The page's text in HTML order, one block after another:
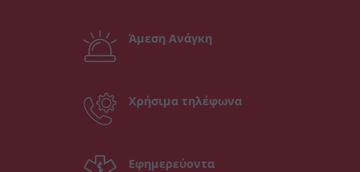
Άμεση Ανάγκη
Χρήσιμα τηλέφωνα
Εφημερεύοντα